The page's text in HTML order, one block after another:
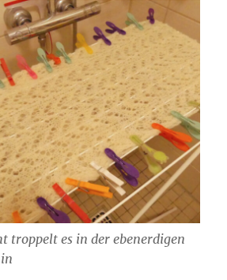
troppelt es in der ebenerdigen